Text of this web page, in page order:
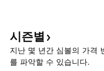
시즌별
지난 몇 년간 심볼의 가격
를 파악할 수 있습니다.